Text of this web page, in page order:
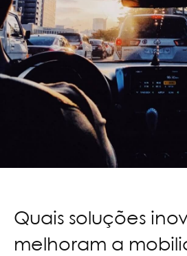
Quais soluções
melhoram a